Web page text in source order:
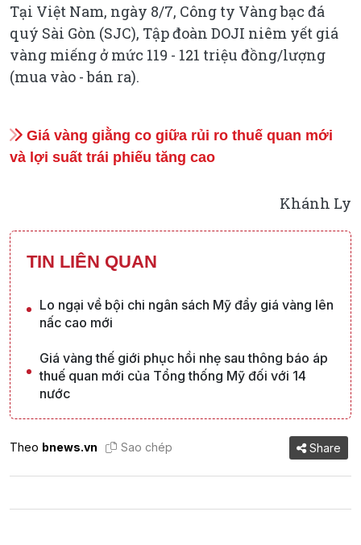
Tại Việt Nam, ngày 8/7, Công ty Vàng bạc đá
quý Sài Gòn (SJC), Tập đoàn DOJI niêm yết giá
vàng miếng ở mức 119 - 121 triệu đồng/lượng
(mua vào - bán ra).
Giá vàng giằng co giữa rủi ro thuế quan mới
và lợi suất trái phiếu tăng cao
Khánh Ly
TIN LIÊN QUAN
Lo ngại về bội chi ngân sách Mỹ đẩy giá vàng lên
nấc cao mới
Giá vàng thế giới phục hồi nhẹ sau thông báo áp
thuế quan mới của Tổng thống Mỹ đối với 14
nước
Theo bnews.vn Sao chép Share